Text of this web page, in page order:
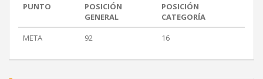
PUNTO
POSICIÓN
GENERAL
POSICIÓN
CATEGORÍA
META
92 16